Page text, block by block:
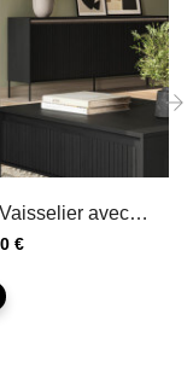
avec
196...
€
noir